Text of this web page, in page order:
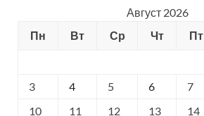
Август 2026
Пн
Вт Ср Чт Пт
3
4 5 6 7
10
11 12 13 14